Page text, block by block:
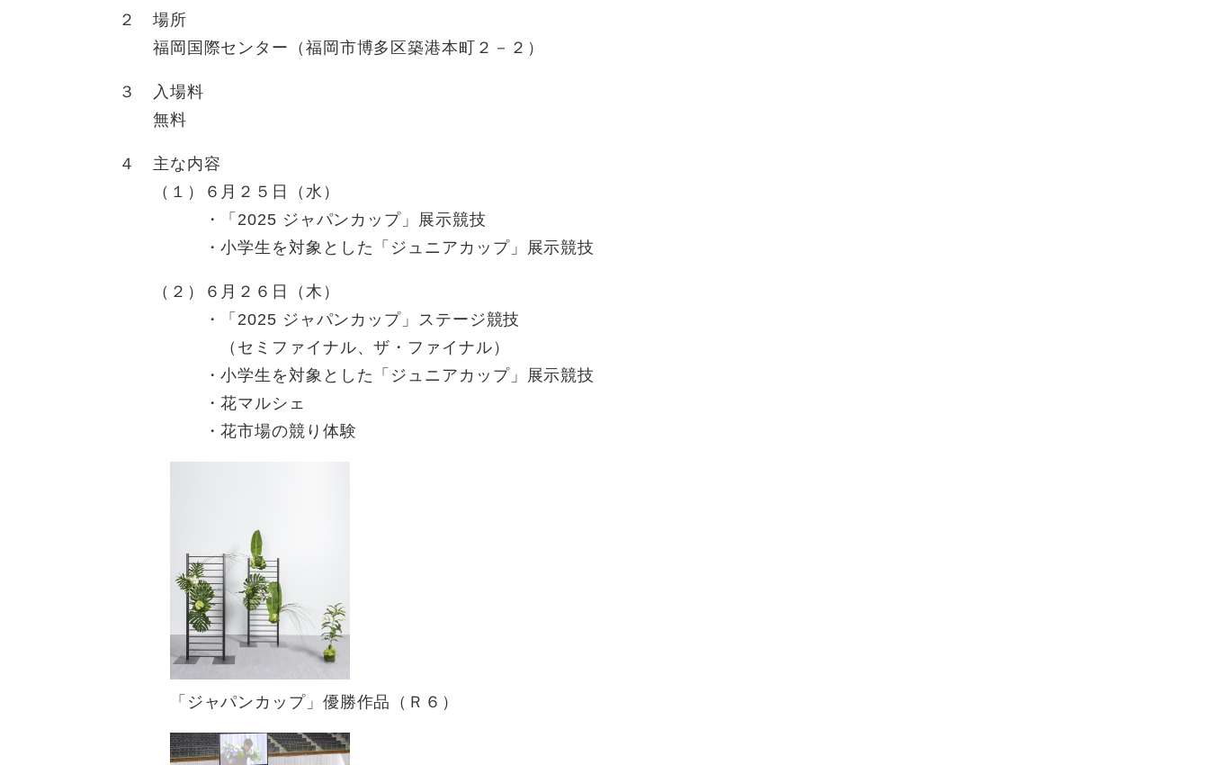
２ 場所
福岡国際センター（福岡市博多区築港本町２－２）
３ 入場料
無料
４ 主な内容
（１）６月２５日（水）
・「2025 ジャパンカップ」展示競技
・小学生を対象とした「ジュニアカップ」展示競技
（２）６月２６日（木）
・「2025 ジャパンカップ」ステージ競技
（セミファイナル、ザ・ファイナル）
・小学生を対象とした「ジュニアカップ」展示競技
・花マルシェ
・花市場の競り体験
​ 「ジャパンカップ」優勝作品（Ｒ６）